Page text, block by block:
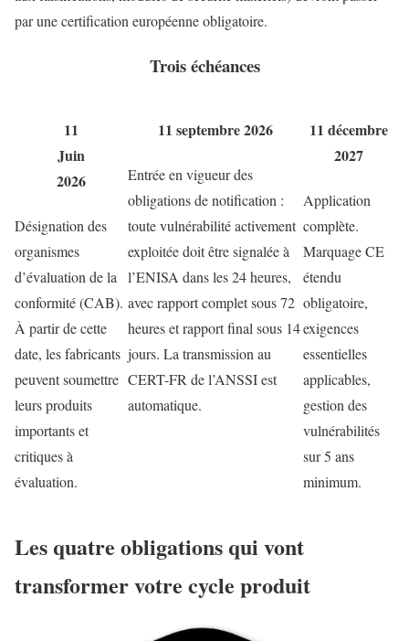
par une certification européenne obligatoire.
Trois échéances
11
Juin
2026
Désignation des
organismes
d’évaluation de la
conformité (CAB).
À partir de cette
date, les fabricants
peuvent soumettre
leurs produits
importants et
critiques à
évaluation.
11 septembre 2026
Entrée en vigueur des
obligations de notification :
toute vulnérabilité activement
exploitée doit être signalée à
l’ENISA dans les 24 heures,
avec rapport complet sous 72
heures et rapport final sous 14
jours. La transmission au
CERT-FR de l’ANSSI est
automatique.
11 décembre
2027
Application
complète.
Marquage CE
étendu
obligatoire,
exigences
essentielles
applicables,
gestion des
vulnérabilités
sur 5 ans
minimum.
Les quatre obligations qui vont
transformer votre cycle produit